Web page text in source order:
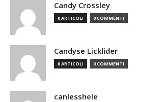
Candy Crossley
0 ARTICOLI 0 COMMENTI
Candyse Licklider
0 ARTICOLI 0 COMMENTI
canlesshele